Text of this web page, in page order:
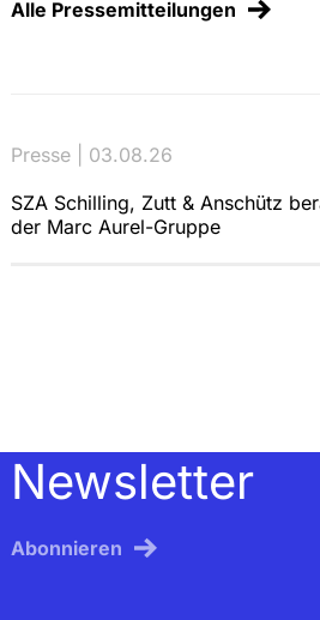
Alle Pressemitteilungen
Presse | 03.08.26
SZA Schilling, Zutt & Anschütz
der Marc Aurel-Gruppe
Newsletter
Abonnieren